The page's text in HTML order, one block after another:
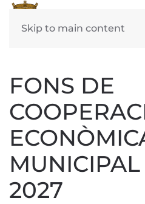
Skip to main content
FONS DE
2027